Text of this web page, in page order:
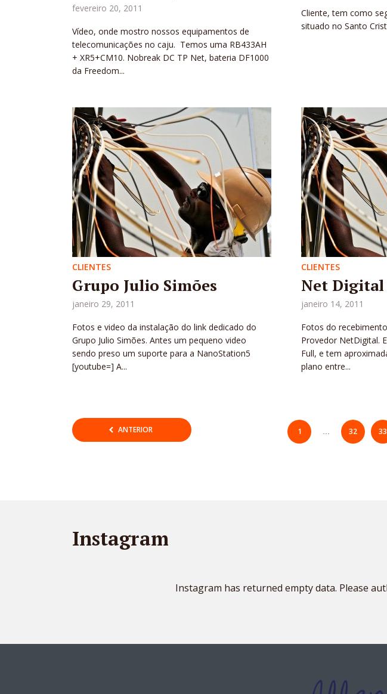
fevereiro 20, 2011
Vídeo, onde mostro nossos equipamentos de
telecomunicações no caju. Temos uma RB433AH
+ XR5+CM10. Nobreak DC TP Net, bateria DF1000
da Freedom...
Cliente, tem como
situado no Santo
CLIENTES
Grupo Julio Simões
janeiro 29, 2011
Fotos e video da instalação do link dedicado do
Grupo Julio Simões. Antes um pequeno video
sendo preso um suporte para a NanoStation5
[youtube=] A...
CLIENTES
Net
janeiro 14, 2011
Fotos do
Provedor NetDigital.
Full, e tem
plano entre...
Navegação
ANTERIOR 1 32 33
Instagram
Instagram has returned empty data. Please